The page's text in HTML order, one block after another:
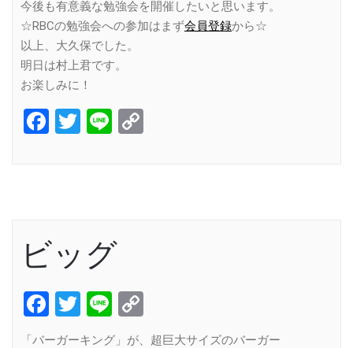
今後も有意義な勉強会を開催したいと思います。
☆RBCの勉強会への参加はまず会員登録から☆
以上、大久保でした。
明日は村上君です。
お楽しみに！
Facebook
Twitter
Line
ビッグ
Facebook
Twitter
Line
Link
「バーガーキング」が、超巨大サイズのバーガー